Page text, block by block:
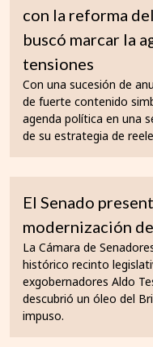
con la reforma
buscó marcar la
tensiones
Con una sucesión de
de fuerte contenido
agenda política en una
de su estrategia de
El Senado
modernización
La Cámara de
histórico recinto
exgobernadores Aldo
descubrió un óleo del
impuso.